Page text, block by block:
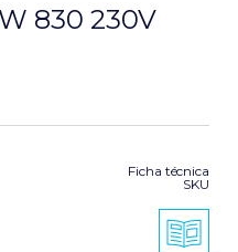
830 230V
Ficha técnica
SKU